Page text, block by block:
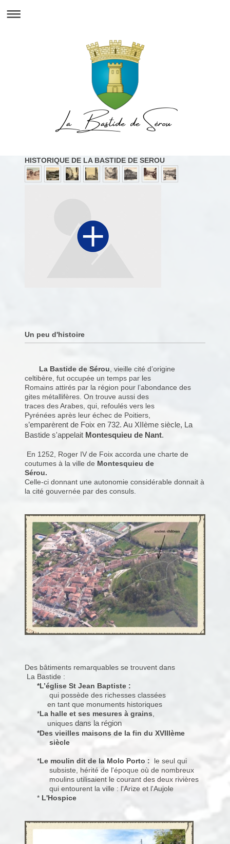
HISTORIQUE DE LA BASTIDE DE SEROU
Un peu d'histoire
La Bastide de Sérou , vieille cité d’origine
celtibère, fut occupée un temps par les
Romains attirés par la région pour l’abondance des
gites métallifères. On trouve aussi des
traces des Arabes, qui, refoulés vers les
Pyrénées après leur échec de Poitiers,
s’emparèrent de Foix en 732. Au XIIème siècle, La
Bastide s'appelait Montesquieu de Nant.
En 1252, Roger IV de Foix accorda une charte de
coutumes à la ville de Montesquieu de
Sérou.
Celle-ci donnant une autonomie considérable donnait à
la cité gouvernée par des consuls.
Des bâtiments remarquables se trouvent dans
La Bastide :
*L’église St Jean Baptiste :
qui possède des richesses classées
en tant que monuments historiques
*La halle et ses mesures à grains
uniques dans la région
*Des vieilles maisons de la fin du XVIIIème
siècle
*Le moulin dit de la Molo Porto :
le seul qui
subsiste, hérité de l'époque où de nombreux
moulins utilisaient le courant des deux rivières
qui entourent la ville : l'Arize et l'Aujole
* L'Hospice